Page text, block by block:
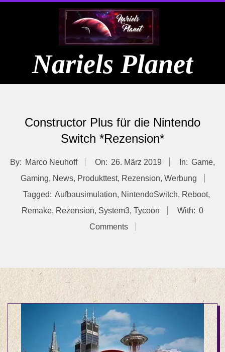
Nariels Planet
MenuConstructor Plus für die Nintendo
Switch *Rezension*
By: Marco Neuhoff On: 26. März 2019 In: Game,
Gaming, News, Produkttest, Rezension, Werbung
Tagged: Aufbausimulation, NintendoSwitch, Reboot,
Remake, Rezension, System3, Tycoon With: 0
Comments